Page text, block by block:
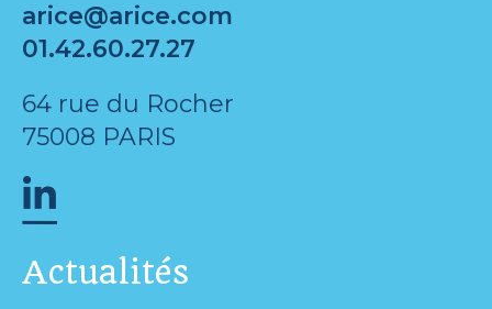
arice@arice.com
01.42.60.27.27
64 rue du Rocher
75008 PARIS
Actualités